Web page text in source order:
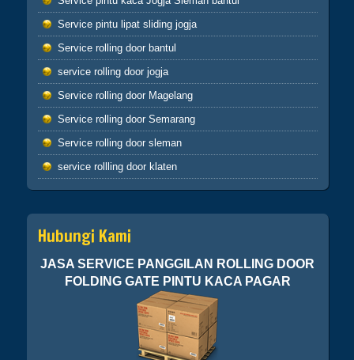
Apabila telah ditunaikan sholat,maka
bertebaranlah kamu dimuka bumi dan carilah
karunia Allah dan ingatlah allah banyak-
banyak agar kamu beruntung (Q.S.62:10)
Sahabatku..karunia Allah tak hanya berbentuk
uang,bisa
ilmu,hikmah,kesehatan,silaturahmi,kekuatan
iman dan lain-lain. Insyaallah semua jadi
ibadah
Service pintu lipat sliding jogja
Service rolling door bantul
service rolling door jogja
Service rolling door Magelang
Service rolling door Semarang
Service rolling door sleman
service rollling door klaten
Hubungi Kami
JASA SERVICE PANGGILAN ROLLING DOOR
FOLDING GATE PINTU KACA PAGAR